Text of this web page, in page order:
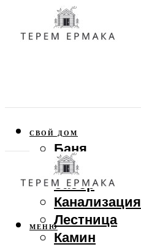
СВОЙ ДОМ
Баня
Веранда
Забор
Канализация
Лестница
Камин
МЕНЮ